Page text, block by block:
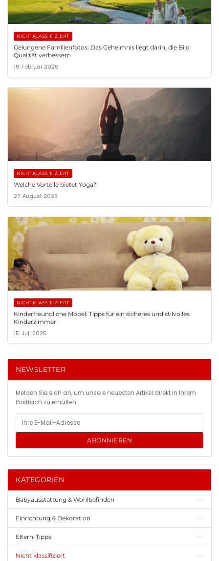
NICHT KLASSIFIZIERT
Gelungene Familienfotos: Das Geheimnis liegt darin, die Bild
Qualität verbessern
19. Februar 2026
NICHT KLASSIFIZIERT
Welche Vorteile bietet Yoga?
27. August 2025
NICHT KLASSIFIZIERT
Kinderfreundliche Möbel: Tipps für ein sicheres und stilvolles
Kinderzimmer
15. Juli 2025
NEWSLETTER
Melden Sie sich an, um unsere neuesten Artikel direkt in Ihrem
Postfach zu erhalten.
ABONNIEREN
KATEGORIEN
Babyausstattung & Wohlbefinden
Einrichtung & Dekoration
Eltern-Tipps
Nicht klassifiziert